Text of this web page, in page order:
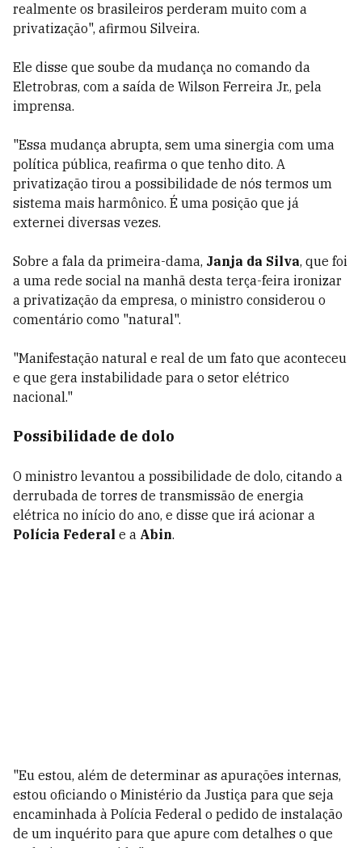
realmente os brasileiros perderam muito com a
privatização", afirmou Silveira.
Ele disse que soube da mudança no comando da
Eletrobras, com a saída de Wilson Ferreira Jr., pela
imprensa.
"Essa mudança abrupta, sem uma sinergia com uma
política pública, reafirma o que tenho dito. A
privatização tirou a possibilidade de nós termos um
sistema mais harmônico. É uma posição que já
externei diversas vezes.
Sobre a fala da primeira-dama, Janja da Silva, que foi
a uma rede social na manhã desta terça-feira ironizar
a privatização da empresa, o ministro considerou o
comentário como "natural".
"Manifestação natural e real de um fato que aconteceu
e que gera instabilidade para o setor elétrico
nacional."
Possibilidade de dolo
O ministro levantou a possibilidade de dolo, citando a
derrubada de torres de transmissão de energia
elétrica no início do ano, e disse que irá acionar a
Polícia Federal e a Abin.
"Eu estou, além de determinar as apurações internas,
estou oficiando o Ministério da Justiça para que seja
encaminhada à Polícia Federal o pedido de instalação
de um inquérito para que apure com detalhes o que